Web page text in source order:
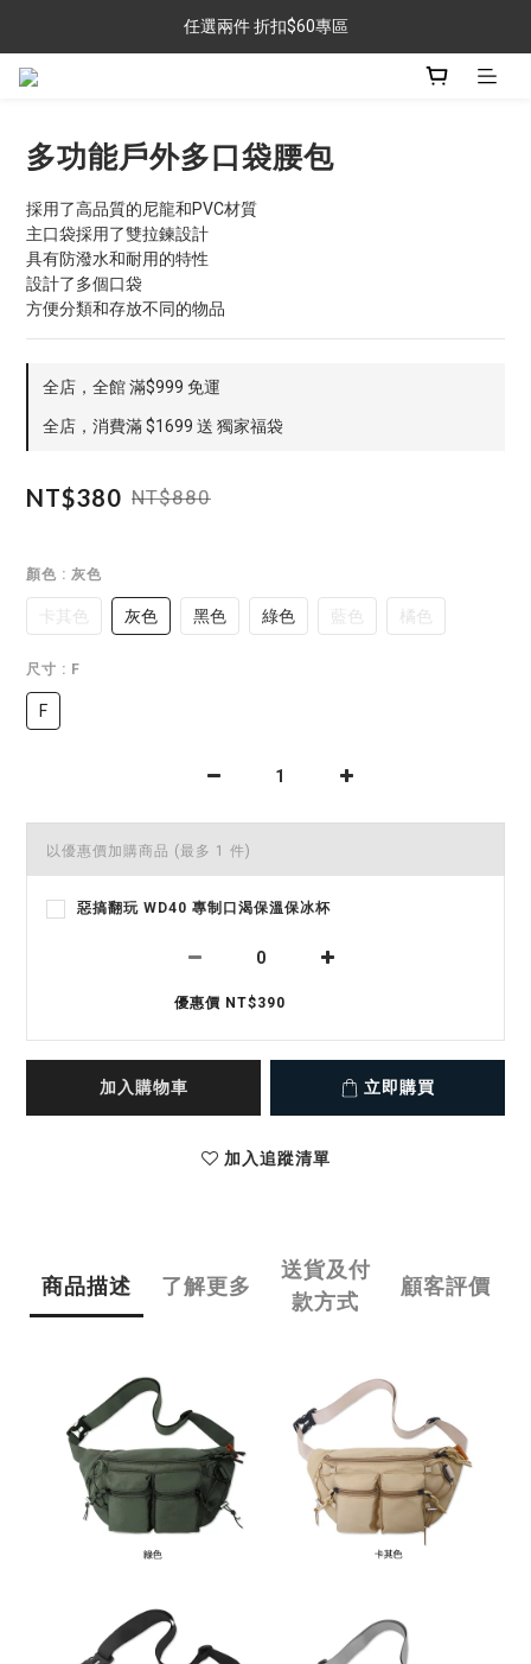
任選兩件 折扣$60專區
任選兩件 折扣$60專區
多功能戶外多口袋腰包
採用了高品質的尼龍和PVC材質
主口袋採用了雙拉鍊設計
具有防潑水和耐用的特性
設計了多個口袋
方便分類和存放不同的物品
全店，全館 滿$999 免運
全店，消費滿 $1699 送 獨家福袋
NT$380 NT$880
顏色 : 灰色
卡其色 灰色 黑色 綠色 藍色 橘色
尺寸 : F
F
以優惠價加購商品 (最多 1 件)
惡搞翻玩 WD40 專制口渴保溫保冰杯
優惠價 NT$390
加入購物車 立即購買
加入追蹤清單
商品描述 了解更多
送貨及付
款方式
顧客評價